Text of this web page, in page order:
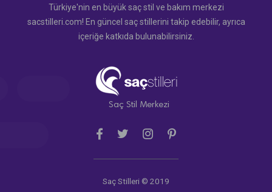
Türkiye'nin en büyük saç stil ve bakım merkezi
sacstilleri.com! En güncel saç stillerini takip edebilir, ayrıca
içeriğe katkıda bulunabilirsiniz.
Saç Stil Merkezi
Saç Stilleri © 2019